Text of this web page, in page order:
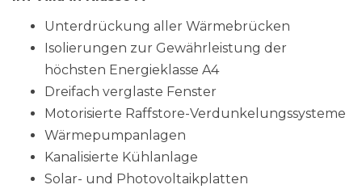
Unterdrückung aller Wärmebrücken
Isolierungen zur Gewährleistung der
höchsten Energieklasse A4
Dreifach verglaste Fenster
Motorisierte Raffstore-Verdunkelungssysteme
Wärmepumpanlagen
Kanalisierte Kühlanlage
Solar- und Photovoltaikplatten